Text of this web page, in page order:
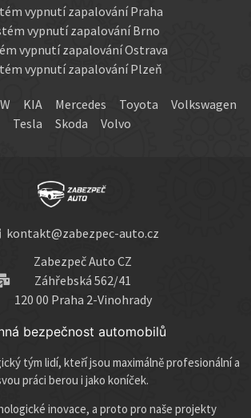
vypnutí zapalování Praha
vypnutí zapalování Brno
vypnutí zapalování Ostrava
vypnutí zapalování Plzeň
KIA Mercedes Toyota
Volkswagen
Tesla
Skoda Volvo
kontakt@zabezpec-auto.cz
Zabezpeč Auto CZ
Záhřebská 562/41
120 00 Praha 2-Vinohrady
bezpečnost automobilů
tým lidí, kteří jsou maximálně profesionální a
práci berou i jako koníček.
inovace, a proto pro naše projekty